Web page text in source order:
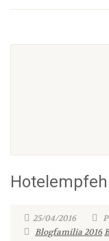
25/04/2016
Blogfamilia 2016